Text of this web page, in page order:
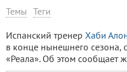
Темы Теги
Испанский тренер Хаби
в конце нынешнего сезона,
«Реала». Об этом сообщает